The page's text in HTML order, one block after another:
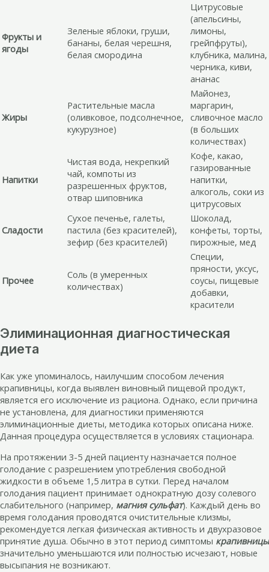
Фрукты и
ягоды
Зеленые яблоки, груши,
бананы, белая черешня,
белая смородина
Цитрусовые
(апельсины,
лимоны,
грейпфруты),
клубника, малина,
черника, киви,
ананас
Жиры
Растительные масла
(оливковое, подсолнечное,
кукурузное)
Майонез,
маргарин,
сливочное масло
(в больших
количествах)
Напитки
Чистая вода, некрепкий
чай, компоты из
разрешенных фруктов,
отвар шиповника
Кофе, какао,
газированные
напитки,
алкоголь, соки из
цитрусовых
Сладости
Сухое печенье, галеты,
пастила (без красителей),
зефир (без красителей)
Шоколад,
конфеты, торты,
пирожные, мед
Прочее
Соль (в умеренных
количествах)
Специи,
пряности, уксус,
соусы, пищевые
добавки,
красители
Элиминационная диагностическая
диета
Как уже упоминалось, наилучшим способом лечения
крапивницы, когда выявлен виновный пищевой продукт,
является его исключение из рациона. Однако, если причина
не установлена, для диагностики применяются
элиминационные диеты, методика которых описана ниже.
Данная процедура осуществляется в условиях стационара.
На протяжении 3-5 дней пациенту назначается полное
голодание с разрешением употребления свободной
жидкости в объеме 1,5 литра в сутки. Перед началом
голодания пациент принимает однократную дозу солевого
слабительного (например, магния сульфат). Каждый день во
время голодания проводятся очистительные клизмы,
рекомендуется легкая физическая активность и двухразовое
принятие душа. Обычно в этот период симптомы крапивницы
значительно уменьшаются или полностью исчезают, новые
высыпания не возникают.